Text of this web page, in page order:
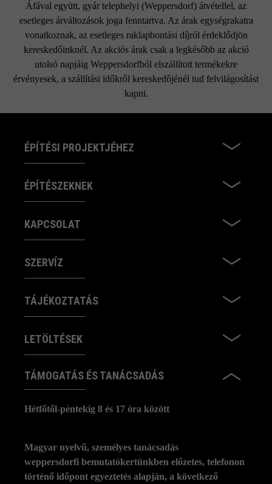
Áfával együtt, gyár telephelyi (Weppersdorf) átvétellel, az
esetleges árváltozások joga fenntartva. Az árak egységrakatra
vonatkoznak, az esetleges raklapbontási díjról érdeklődjön
kereskedőinknél. Az akciós árak csak a legkésőbb az akció
utolsó napjáig Weppersdorfból elszállított termékekre
érvényesek, a szállítási időkről kereskedőjénél tud felvilágosítást
kapni.
ÉPÍTÉSI PROJEKTJÉHEZ
ÉPÍTÉSZEKNEK
KAPCSOLAT
SZERVÍZ
TÁJÉKOZTATÁS
LETÖLTÉSEK
TÁMOGATÁS ÉS TANÁCSADÁS
Hétfőtől-péntekig 8 és 17 óra között
Magyar nyelvű, személyes tanácsadás
weppersdorfi bemutatókertünkben előzetes, telefonon
történő időpont egyeztetés alapján, a következő